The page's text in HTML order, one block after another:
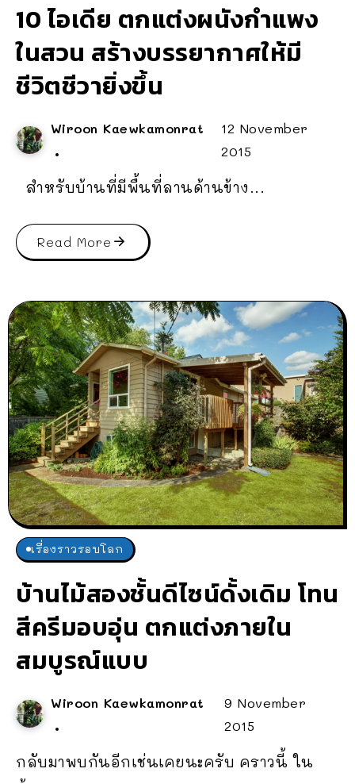
10 ไอเดีย ตกแต่งผนังกำแพง
ในสวน สร้างบรรยากาศให้มี
ชีวิตชีวายิ่งขึ้น
Wiroon Kaewkamonrat
12 November
2015
สำหรับบ้านที่มีพื้นที่ลานด้านข้าง...
Read More
เรื่องราวรอบโลก
บ้านไม้สองชั้นดีไซน์ดั้งเดิม โทน
สีครีมอบอุ่น ตกแต่งภายใน
สมบูรณ์แบบ
Wiroon Kaewkamonrat
9 November
2015
กลับมาพบกันอีกเช่นเคยนะครับ คราวนี้ ใน